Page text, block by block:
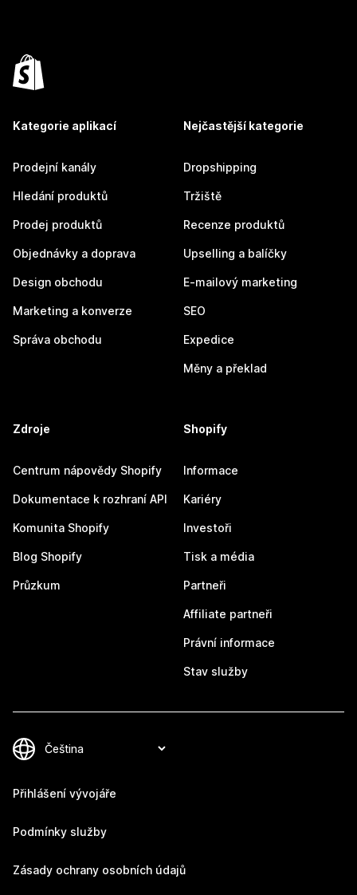
Kategorie aplikací
Prodejní kanály
Hledání produktů
Prodej produktů
Objednávky a doprava
Design obchodu
Marketing a konverze
Správa obchodu
Nejčastější kategorie
Dropshipping
Tržiště
Recenze produktů
Upselling a balíčky
E-mailový marketing
SEO
Expedice
Měny a překlad
Zdroje
Centrum nápovědy Shopify
Dokumentace k rozhraní API
Komunita Shopify
Blog Shopify
Průzkum
Shopify
Informace
Kariéry
Investoři
Tisk a média
Partneři
Affiliate partneři
Právní informace
Stav služby
Přihlášení vývojáře
Podmínky služby
Zásady ochrany osobních údajů